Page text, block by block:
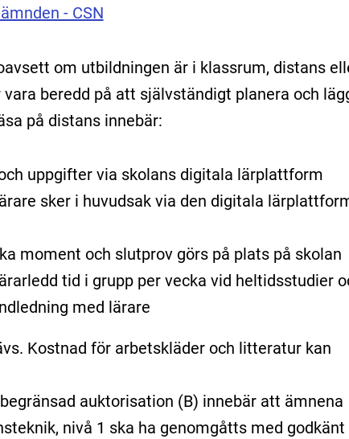
- CSN
om utbildningen är i klassrum, distans
beredd på att självständigt planera och
på distans innebär:
uppgifter via skolans digitala lärplattform
sker i huvudsak via den digitala
moment och slutprov görs på plats på skolan
tid i grupp per vecka vid heltidsstudier
med lärare
Kostnad för arbetskläder och litteratur kan
auktorisation (B) innebär att ämnena
nivå 1 ska ha genomgåtts med godkänt